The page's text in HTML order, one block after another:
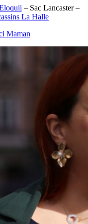
– Sac Lancaster –
La Halle
Maman